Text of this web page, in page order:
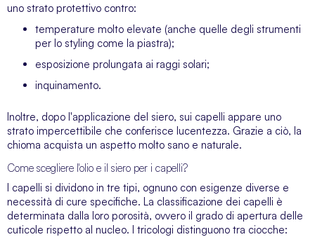
uno strato protettivo contro:
temperature molto elevate (anche quelle degli strumenti
per lo styling come la piastra);
esposizione prolungata ai raggi solari;
inquinamento.
Inoltre, dopo l'applicazione del siero, sui capelli appare uno
strato impercettibile che conferisce lucentezza. Grazie a ciò, la
chioma acquista un aspetto molto sano e naturale.
Come scegliere l'olio e il siero per i capelli?
I capelli si dividono in tre tipi, ognuno con esigenze diverse e
necessità di cure specifiche. La classificazione dei capelli è
determinata dalla loro porosità, ovvero il grado di apertura delle
cuticole rispetto al nucleo. I tricologi distinguono tra ciocche: